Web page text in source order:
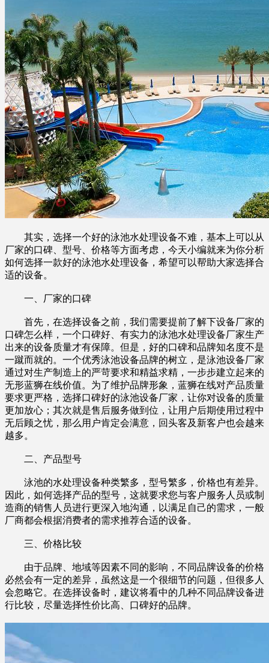
其实，选择一个好的泳池水处理设备不难，基本上可以从
厂家的口碑、型号、价格等方面考虑，今天小编就来为你分析
如何选择一款好的泳池水处理设备，希望可以帮助大家选择合
适的设备。
一、厂家的口碑
首先，在选择设备之前，我们需要提前了解下设备厂家的
口碑怎么样，一个口碑好、有实力的泳池水处理设备厂家生产
出来的设备质量才有保障。但是，好的口碑和品牌知名度不是
一蹴而就的。一个优秀泳池设备品牌的树立，是泳池设备厂家
通过对生产制造上的严苛要求和精益求精，一步步建立起来的
无形蓝狮在线价值。为了维护品牌形象，蓝狮在线对产品质量
要求更严格，选择口碑好的泳池设备厂家，让你对设备的质量
更加放心；其次就是售后服务做到位，让用户后期使用过程中
无后顾之忧，那么用户肯定会满意，回头客及新客户也会越来
越多。
二、产品型号
泳池的水处理设备种类繁多，型号繁多，价格也有差异。
因此，如何选择产品的型号，这就要求您与客户服务人员或制
造商的销售人员进行更深入地沟通，以满足自己的需求，一般
厂商都会根据消费者的需求推荐合适的设备。
三、价格比较
由于品牌、地域等因素不同的影响，不同品牌设备的价格
必然会有一定的差异，虽然这是一个很细节的问题，但很多人
会忽略它。在选择设备时，建议将看中的几种不同品牌设备进
行比较，尽量选择性价比高、口碑好的品牌。